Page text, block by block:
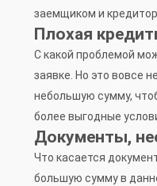
заемщиком и
Плохая
С какой проблемой
заявке. Но это вовсе
небольшую сумму,
более выгодные
Документы,
Что касается
большую сумму в